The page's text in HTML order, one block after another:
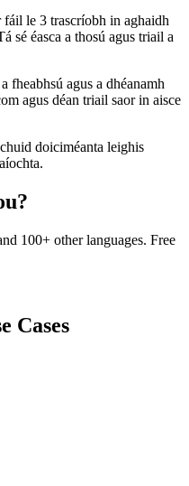
fáil le 3 trascríobh in aghaidh
sé éasca a thosú agus triail a
fheabhsú agus a dhéanamh
agus déan triail saor in aisce
doiciméanta leighis
100+ other languages. Free
Cases